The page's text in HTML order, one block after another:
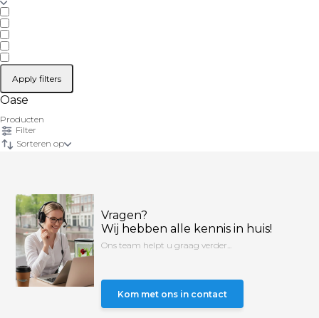
Apply filters
Oase
Producten
Filter
Sorteren op
Vragen?
Wij hebben alle kennis in huis!
Ons team helpt u graag verder...
Kom met ons in contact